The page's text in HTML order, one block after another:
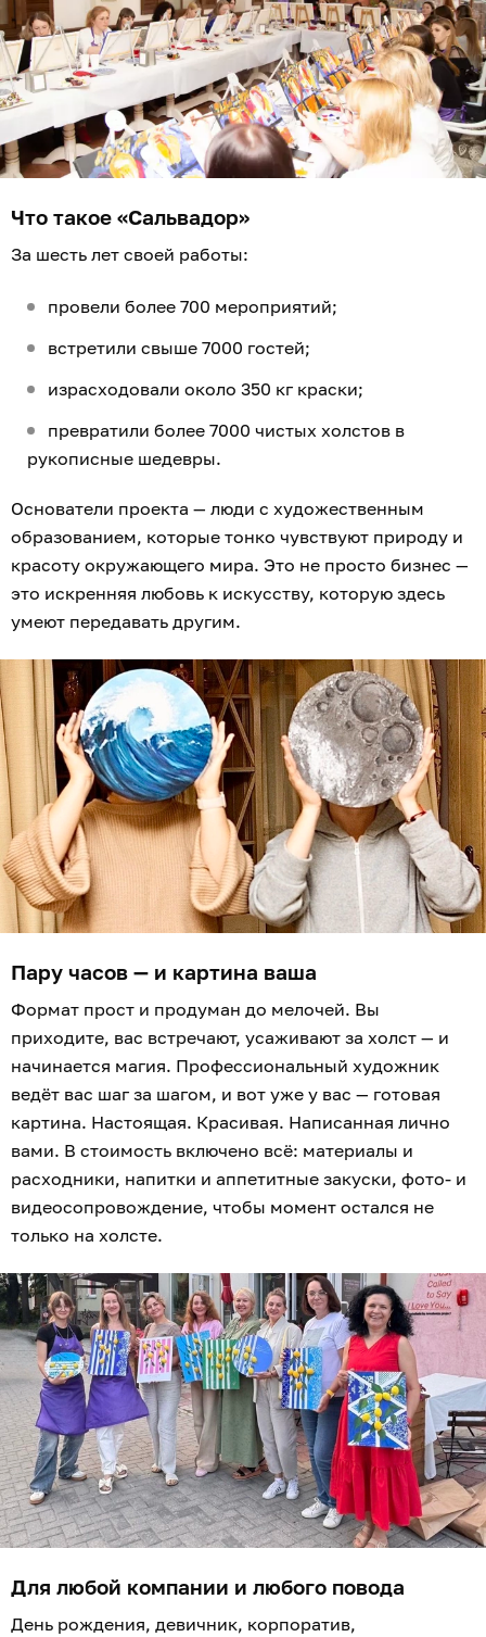
Что такое «Сальвадор»
За шесть лет своей работы:
провели более 700 мероприятий;
встретили свыше 7000 гостей;
израсходовали около 350 кг краски;
превратили более 7000 чистых холстов в
рукописные шедевры.
Основатели проекта — люди с художественным
образованием, которые тонко чувствуют природу и
красоту окружающего мира. Это не просто бизнес —
это искренняя любовь к искусству, которую здесь
умеют передавать другим.
Пару часов — и картина ваша
Формат прост и продуман до мелочей. Вы
приходите, вас встречают, усаживают за холст — и
начинается магия. Профессиональный художник
ведёт вас шаг за шагом, и вот уже у вас — готовая
картина. Настоящая. Красивая. Написанная лично
вами. В стоимость включено всё: материалы и
расходники, напитки и аппетитные закуски, фото- и
видеосопровождение, чтобы момент остался не
только на холсте.
Для любой компании и любого повода
День рождения, девичник, корпоратив,